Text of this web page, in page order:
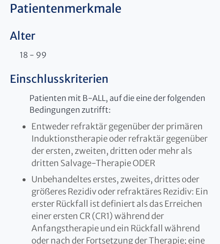
Patientenmerkmale
Alter
18 - 99
Einschlusskriterien
Patienten mit B-ALL, auf die eine der folgenden
Bedingungen zutrifft:
Entweder refraktär gegenüber der primären
Induktionstherapie oder refraktär gegenüber
der ersten, zweiten, dritten oder mehr als
dritten Salvage-Therapie ODER
Unbehandeltes erstes, zweites, drittes oder
größeres Rezidiv oder refraktäres Rezidiv: Ein
erster Rückfall ist definiert als das Erreichen
einer ersten CR (CR1) während der
Anfangstherapie und ein Rückfall während
oder nach der Fortsetzung der Therapie; eine